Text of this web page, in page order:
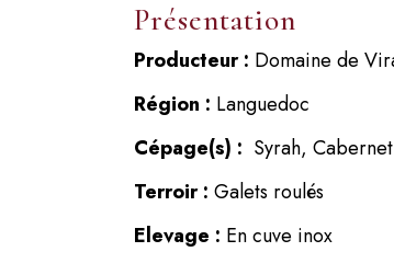
Présentation
Producteur : Domaine de
Région : Languedoc
Cépage(s) : Syrah,
Terroir : Galets roulés
Elevage : En cuve inox